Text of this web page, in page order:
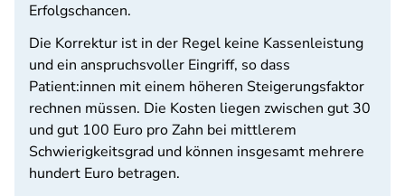
Erfolgschancen.
Die Korrektur ist in der Regel keine Kassenleistung
und ein anspruchsvoller Eingriff, so dass
Patient:innen mit einem höheren Steigerungsfaktor
rechnen müssen. Die Kosten liegen zwischen gut 30
und gut 100 Euro pro Zahn bei mittlerem
Schwierigkeitsgrad und können insgesamt mehrere
hundert Euro betragen.